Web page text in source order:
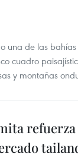
una de las
cuadro
y montañas